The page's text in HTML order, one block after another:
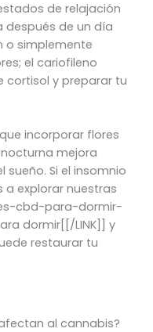
de relajación
después de un día
o simplemente
el cariofileno
cortisol y preparar tu
incorporar flores
mejora
Si el insomnio
explorar nuestras
cbd-para-dormir-
dormir[[/LINK]] y
restaurar tu
al cannabis?